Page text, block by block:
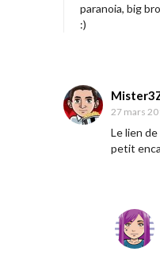
paranoia, big
:)
27 mars
Le lien
petit